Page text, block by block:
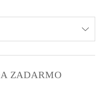
ZADARMO